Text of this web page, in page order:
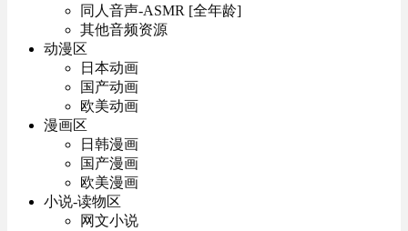
同人音声-ASMR [全年龄]
其他音频资源
动漫区
日本动画
国产动画
欧美动画
漫画区
日韩漫画
国产漫画
欧美漫画
小说-读物区
网文小说